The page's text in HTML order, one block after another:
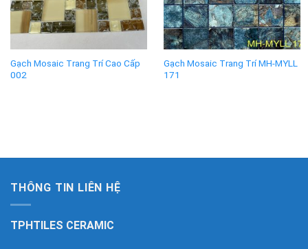
Gạch Mosaic Trang Trí Cao Cấp
002
Gạch Mosaic Trang Trí MH-MYLL
171
THÔNG TIN LIÊN HỆ
TPHTILES CERAMIC